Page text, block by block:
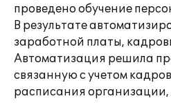
проведено обучение
В результате
заработной платы,
Автоматизация решила
связанную с учетом
расписания организации,